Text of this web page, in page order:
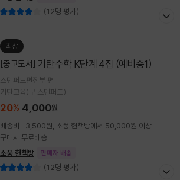
(12명 평가)
최상
[중고도서] 기탄수학 K단계 4집 (예비중1)
스텐퍼드편집부 편
기탄교육(구 스텐퍼드)
20% 4,000원
배송비 : 3,500원, 소풍 헌책방에서 50,000원 이상
구매시 무료배송
소풍 헌책방
판매자 배송
(12명 평가)